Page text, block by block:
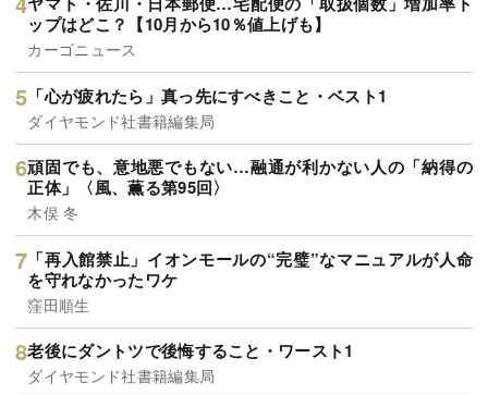
ップはどこ？【10月から10％値上げも】
カーゴニュース
「心が疲れたら」真っ先にすべきこと・ベスト1
ダイヤモンド社書籍編集局
頑固でも、意地悪でもない…融通が利かない人の「納得の
正体」〈風、薫る第95回〉
木俣 冬
「再入館禁止」イオンモールの“完璧”なマニュアルが人命
を守れなかったワケ
窪田順生
老後にダントツで後悔すること・ワースト1
ダイヤモンド社書籍編集局